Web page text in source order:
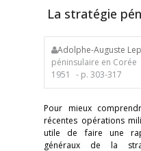
La stratégie
Adolphe-Auguste
péninsulaire en Corée
1951
- p. 303-317
Pour mieux
récentes opérations
utile de faire une
généraux de la